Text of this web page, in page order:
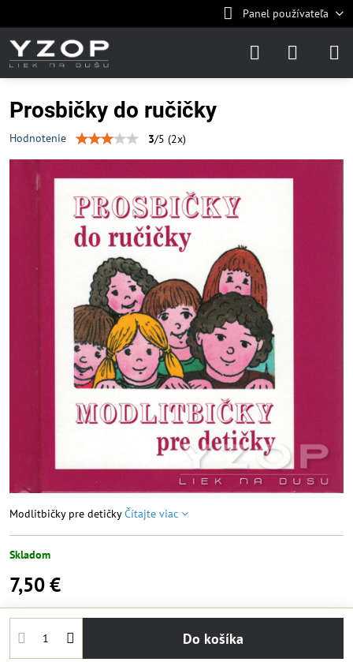
Panel používateľa
Prosbičky do ručičky
Hodnotenie 3/5 (2x)
Modlitbičky pre detičkyČítajte viac
Skladom
7,50 €
Do košíka